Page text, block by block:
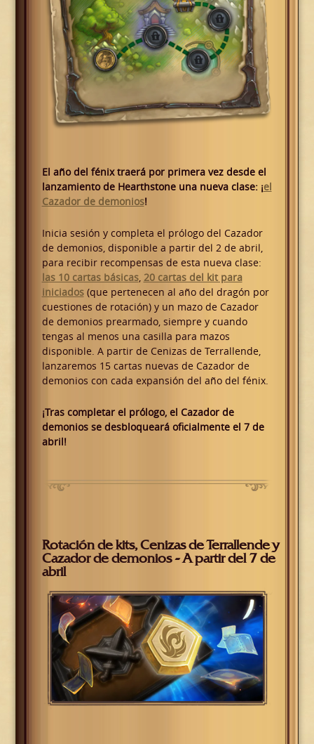
El año del fénix traerá por primera vez desde el
lanzamiento de Hearthstone una nueva clase: ¡el
Cazador de demonios!
Inicia sesión y completa el prólogo del Cazador
de demonios, disponible a partir del 2 de abril,
para recibir recompensas de esta nueva clase:
las 10 cartas básicas, 20 cartas del kit para
iniciados(que pertenecen al año del dragón por
cuestiones de rotación) y un mazo de Cazador
de demonios prearmado, siempre y cuando
tengas al menos una casilla para mazos
disponible. A partir de Cenizas de Terrallende,
lanzaremos 15 cartas nuevas de Cazador de
demonios con cada expansión del año del fénix.
¡Tras completar el prólogo, el Cazador de
demonios se desbloqueará oficialmente el 7 de
abril!
Rotación de kits, Cenizas de Terrallende y
Cazador de demonios - A partir del 7 de
abril